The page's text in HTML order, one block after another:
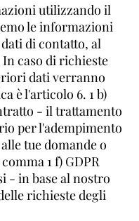
utilizzando il
le informazioni
di contatto, al
caso di richieste
dati verranno
è l'articolo 6. 1 b)
- il trattamento
per l'adempimento
tue domande o
1 f) GDPR
- in base al nostro
richieste degli